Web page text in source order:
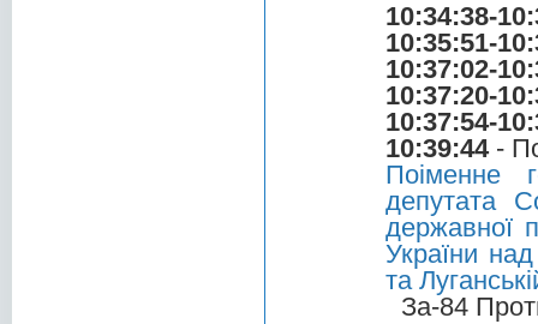
10:34:38-
10:35:51-
10:37:02-
10:37:20-
10:37:54-
10:39:44-
Поіменне
депутата
державної
України
та
За-84